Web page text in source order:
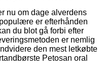
nu om dage alverdens
er efterhånden
du blot gå forbi efter
er nemlig
den mest letkøbte
Petosan oral